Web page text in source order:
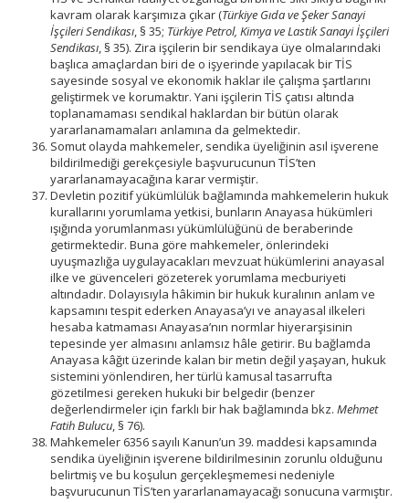
kavram olarak karşımıza çıkar (Türkiye Gıda ve Şeker Sanayi
İşçileri Sendikası, § 35; Türkiye Petrol, Kimya ve Lastik Sanayi İşçileri
Sendikası, § 35). Zira işçilerin bir sendikaya üye olmalarındaki
başlıca amaçlardan biri de o işyerinde yapılacak bir TİS
sayesinde sosyal ve ekonomik haklar ile çalışma şartlarını
geliştirmek ve korumaktır. Yani işçilerin TİS çatısı altında
toplanamaması sendikal haklardan bir bütün olarak
yararlanamamaları anlamına da gelmektedir.
Somut olayda mahkemeler, sendika üyeliğinin asıl işverene
bildirilmediği gerekçesiyle başvurucunun TİS’ten
yararlanamayacağına karar vermiştir.
Devletin pozitif yükümlülük bağlamında mahkemelerin hukuk
kurallarını yorumlama yetkisi, bunların Anayasa hükümleri
ışığında yorumlanması yükümlülüğünü de beraberinde
getirmektedir. Buna göre mahkemeler, önlerindeki
uyuşmazlığa uygulayacakları mevzuat hükümlerini anayasal
ilke ve güvenceleri gözeterek yorumlama mecburiyeti
altındadır. Dolayısıyla hâkimin bir hukuk kuralının anlam ve
kapsamını tespit ederken Anayasa’yı ve anayasal ilkeleri
hesaba katmaması Anayasa’nın normlar hiyerarşisinin
tepesinde yer almasını anlamsız hâle getirir. Bu bağlamda
Anayasa kâğıt üzerinde kalan bir metin değil yaşayan, hukuk
sistemini yönlendiren, her türlü kamusal tasarrufta
gözetilmesi gereken hukuki bir belgedir (benzer
değerlendirmeler için farklı bir hak bağlamında bkz. Mehmet
Fatih Bulucu, § 76).
Mahkemeler 6356 sayılı Kanun’un 39. maddesi kapsamında
sendika üyeliğinin işverene bildirilmesinin zorunlu olduğunu
belirtmiş ve bu koşulun gerçekleşmemesi nedeniyle
başvurucunun TİS’ten yararlanamayacağı sonucuna varmıştır.